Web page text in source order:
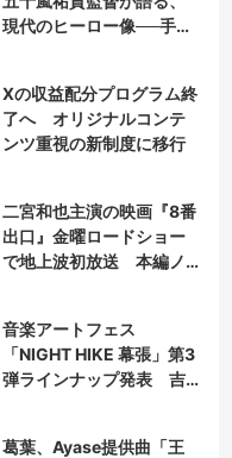
現代のヒーロー像──手塚
Xの収益配分プログラム終
了へ オリジナルコンテ
ンツ重視の新制度に移行
二宮和也主演の映画『8番
出口』金曜ロードショー
で地上波初放送 本編ノ
音楽アートフェス
「NIGHT HIKE 幕張」第3
弾ラインナップ発表 吉
葛葉、Ayase提供曲「王